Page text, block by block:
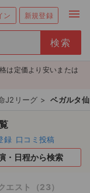
ン 新規登録 menu
は定価より安いまたは
J2リーグ > ベガルタ
録 口コミ投稿
・日程から検索
エスト（23）